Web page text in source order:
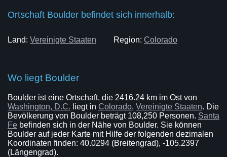
Ortschaft Boulder befindet sich innerhalb:
Land: Vereinigte Staaten Region: Colorado
Wo liegt Boulder
Boulder ist eine Ortschaft, die 2416.24 km im Ost von
Washington, D.C. liegt in Colorado, Vereinigte Staaten. Die
Bevölkerung von Boulder beträgt 108,250 Personen. Santa
Fe befinden sich in der Nähe von Boulder. Sie können
Boulder auf jeder Karte mit Hilfe der folgenden dezimalen
Koordinaten finden: 40.0294 (Breitengrad), -105.2397
(Längengrad).